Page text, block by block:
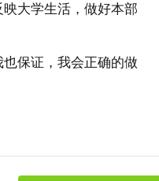
大学生活，做好本部
保证，我会正确的做